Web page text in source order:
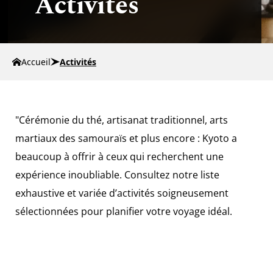
Accueil Activités
"Cérémonie du thé, artisanat traditionnel, arts
martiaux des samouraïs et plus encore : Kyoto a
beaucoup à offrir à ceux qui recherchent une
expérience inoubliable. Consultez notre liste
exhaustive et variée d’activités soigneusement
sélectionnées pour planifier votre voyage idéal.